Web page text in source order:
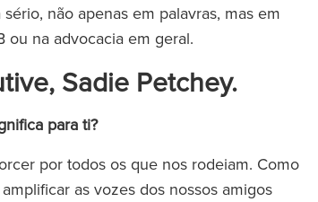
não apenas em palavras, mas em
ou na advocacia em geral.
Sadie Petchey.
para ti?
por todos os que nos rodeiam. Como
as vozes dos nossos amigos